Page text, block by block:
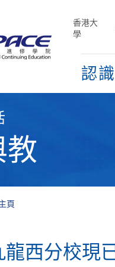
香港大
學
認
教
頁
龍西分校現